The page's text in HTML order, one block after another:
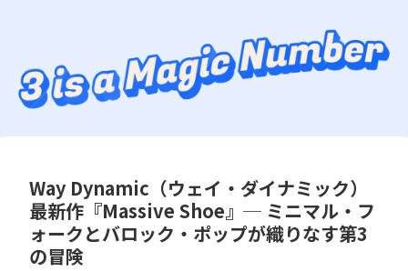
Way Dynamic（ウェイ・ダイナミック）
最新作『Massive Shoe』─ ミニマル・フ
ォークとバロック・ポップが織りなす第3
の冒険